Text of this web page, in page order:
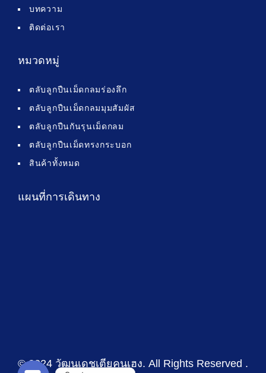
บทความ
ติดต่อเรา
หมวดหมู่
ตลับลูกปืนเม็ดกลมร่องลึก
ตลับลูกปืนเม็ดกลมมุมสัมผัส
ตลับลูกปืนกันรุนเม็ดกลม
ตลับลูกปืนเม็ดทรงกระบอก
สินค้าทั้งหมด
แผนที่การเดินทาง
© 2024 วัฒนเดชเตียคุนเฮง. All Rights Reserved .